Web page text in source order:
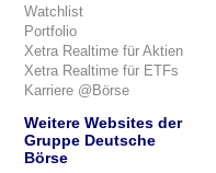
Watchlist
Portfolio
Xetra Realtime für Aktien
Xetra Realtime für ETFs
Karriere @Börse
Weitere Websites der
Gruppe Deutsche
Börse